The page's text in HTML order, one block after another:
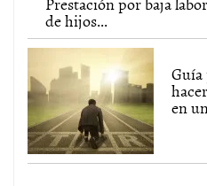
de hijos...
en